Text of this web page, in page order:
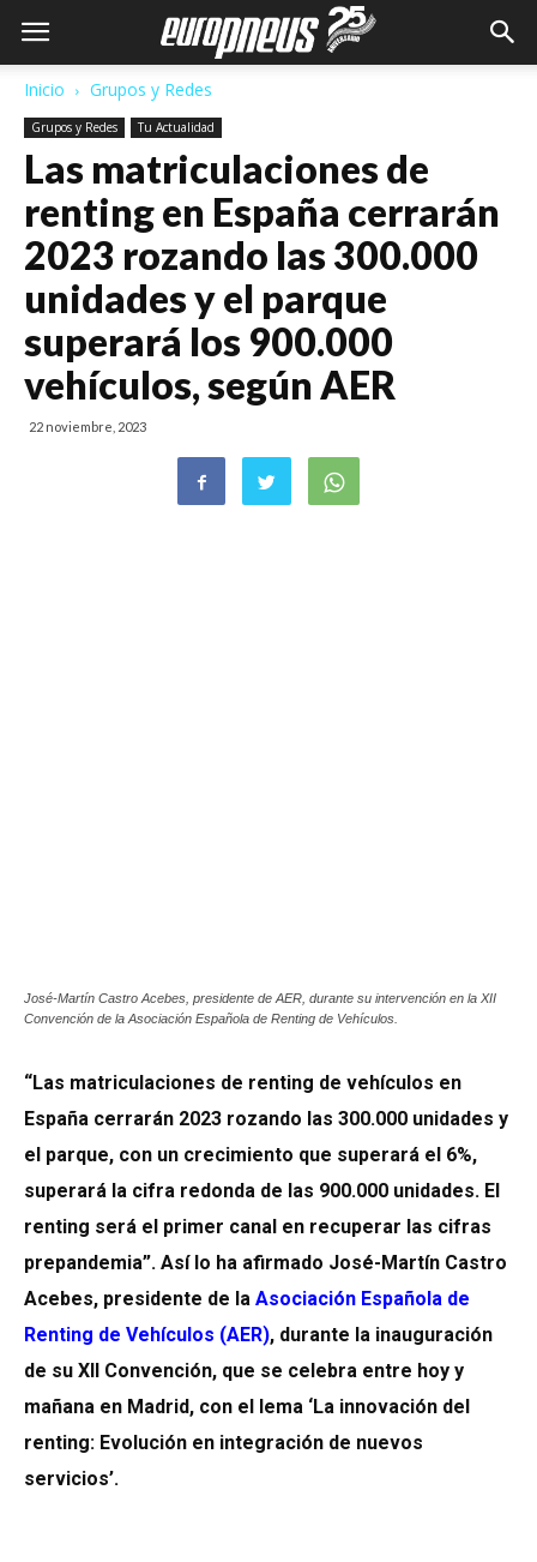
Inicio Grupos y Redes
Grupos y Redes Tu Actualidad
Las matriculaciones de
renting en España cerrarán
2023 rozando las 300.000
unidades y el parque
superará los 900.000
vehículos, según AER
22 noviembre, 2023
José-Martín Castro Acebes, presidente de AER, durante su intervención en la XII
Convención de la Asociación Española de Renting de Vehículos.
“Las matriculaciones de renting de vehículos en
España cerrarán 2023 rozando las 300.000 unidades y
el parque, con un crecimiento que superará el 6%,
superará la cifra redonda de las 900.000 unidades. El
renting será el primer canal en recuperar las cifras
prepandemia”. Así lo ha afirmado José-Martín Castro
Acebes, presidente de la Asociación Española de
Renting de Vehículos (AER), durante la inauguración
de su XII Convención, que se celebra entre hoy y
mañana en Madrid, con el lema ‘La innovación del
renting: Evolución en integración de nuevos
servicios’.